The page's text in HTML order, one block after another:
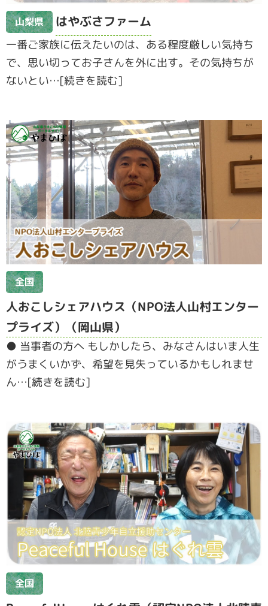
山梨県 はやぶさファーム
一番ご家族に伝えたいのは、ある程度厳しい気持ち
で、思い切ってお子さんを外に出す。その気持ちが
ないとい…[続きを読む]
全国
人おこしシェアハウス（NPO法人山村エンター
プライズ）（岡山県）
● 当事者の方へ もしかしたら、みなさんはいま⼈⽣
がうまくいかず、希望を⾒失っているかもしれませ
ん…[続きを読む]
全国